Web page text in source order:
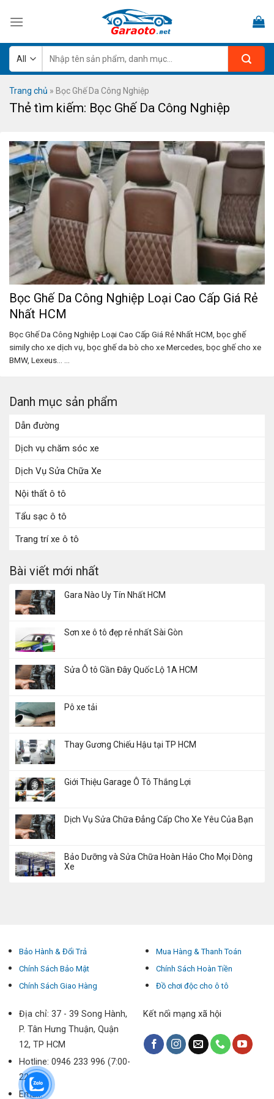
kiếm:
Trang chủ » Bọc Ghế Da Công Nghiệp
Thẻ tìm kiếm: Bọc Ghế Da Công Nghiệp
Danh mục sản phẩm
Dẫn đường
Dịch vụ chăm sóc xe
Dịch Vụ Sửa Chữa Xe
Nội thất ô tô
Tẩu sạc ô tô
Trang trí xe ô tô
Bài viết mới nhất
Gara Nào Uy Tín Nhất HCM
Sơn xe ô tô đẹp rẻ nhất Sài Gòn
Sửa Ô tô Gần Đây Quốc Lộ 1A HCM
Pô xe tải
Thay Gương Chiếu Hậu tại TP HCM
Giới Thiệu Garage Ô Tô Thắng Lợi
Dịch Vụ Sửa Chữa Đẳng Cấp Cho Xe Yêu Của Bạn
Bảo Dưỡng và Sửa Chữa Hoàn Hảo Cho Mọi Dòng
Xe
Bọc Ghế Da Công Nghiệp Loại Cao Cấp Giá Rẻ
Nhất HCM
Bọc Ghế Da Công Nghiệp Loại Cao Cấp Giá Rẻ Nhất HCM, bọc ghế
simily cho xe dịch vụ, bọc ghế da bò cho xe Mercedes, bọc ghế cho xe
BMW, Lexeus… ...
Bảo Hành & Đổi Trả
Chính Sách Bảo Mật
Chính Sách Giao Hàng
Mua Hàng & Thanh Toán
Chính Sách Hoàn Tiền
Đồ chơi độc cho ô tô
Địa chỉ: 37 - 39 Song Hành,
P. Tân Hưng Thuận, Quận
12, TP HCM
Hotline: 0946 233 996 (7:00-
22:00)
Email:
Kết nối mạng xã hội